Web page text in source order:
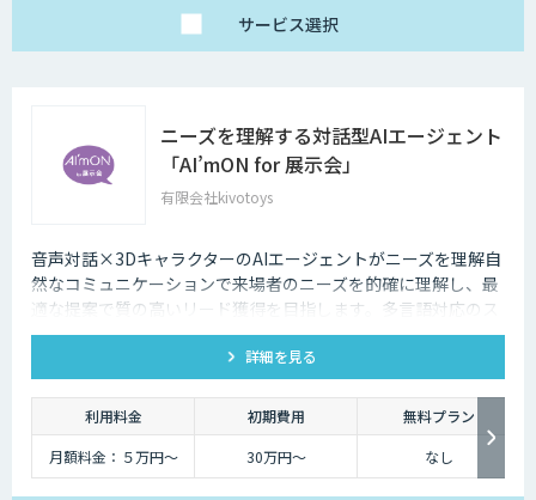
サービス選択
ニーズを理解する対話型AIエージェント
「AI’mON for 展示会」
有限会社kivotoys
音声対話×3DキャラクターのAIエージェントがニーズを理解自
然なコミュニケーションで来場者のニーズを的確に理解し、最
適な提案で質の高いリード獲得を目指します。多言語対応のス
タッフとして、人件費削減も実現。対話記録の取得・分析で展
示会後の追客も確実な成果へ。詳細を見る
利用料金 初期費用
無料プラン
月額料金：５万円〜
30万円〜 なし